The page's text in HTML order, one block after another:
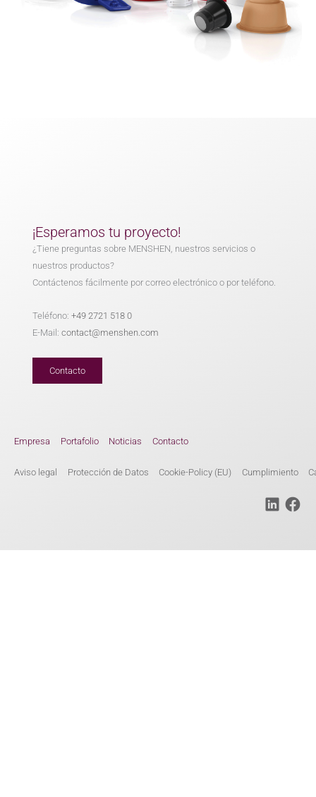
¡Esperamos tu proyecto!
¿Tiene preguntas sobre MENSHEN, nuestros servicios o
nuestros productos?
Contáctenos fácilmente por correo electrónico o por teléfono.
Teléfono:+49 2721 518 0
E-Mail:contact@menshen.com
Contacto
Empresa Portafolio Noticias Contacto
Aviso legal Protección de Datos Cookie-Policy (EU) Cumplimiento